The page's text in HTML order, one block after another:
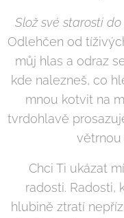
Slož své starosti
Odlehčen od
můj hlas a odraz
kde nalezneš, co
mnou kotvit na
tvrdohlavě
větrnou
Chci Ti ukázat
radosti. Radosti,
hlubině ztratí